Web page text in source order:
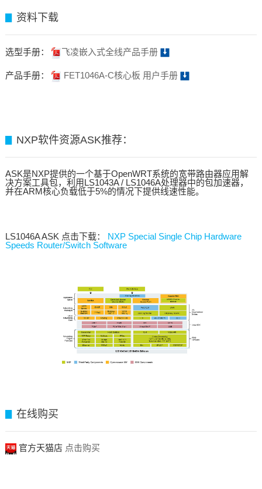
资料下载
选型手册： 飞凌嵌入式全线产品手册
产品手册： FET1046A-C核心板 用户手册
NXP软件资源ASK推荐：
ASK是NXP提供的一个基于OpenWRT系统的宽带路由器应用解
决方案工具包，利用LS1043A / LS1046A处理器中的包加速器，
并在ARM核心负载低于5%的情况下提供线速性能。
LS1046A ASK 点击下载：
NXP Special Single Chip Hardware
Speeds Router/Switch Software
在线购买
官方天猫店 点击购买